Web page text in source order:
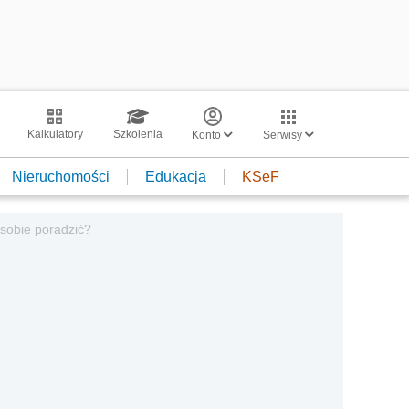
Kalkulatory Szkolenia Konto Serwisy
Nieruchomości Edukacja KSeF
poradzić?